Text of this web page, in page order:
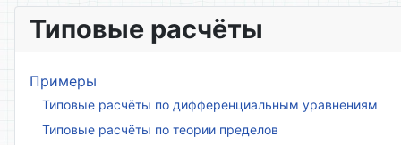
Типовые расчёты
Примеры
Типовые расчёты по дифференциальным уравнениям
Типовые расчёты по теории пределов